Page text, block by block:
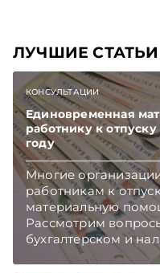
ЛУЧШИЕ
КОНСУЛЬТАЦИИ
Единовременная
работнику к
году
Многие
работникам к
материальную
Рассмотрим
бухгалтерском и
хозяйственных